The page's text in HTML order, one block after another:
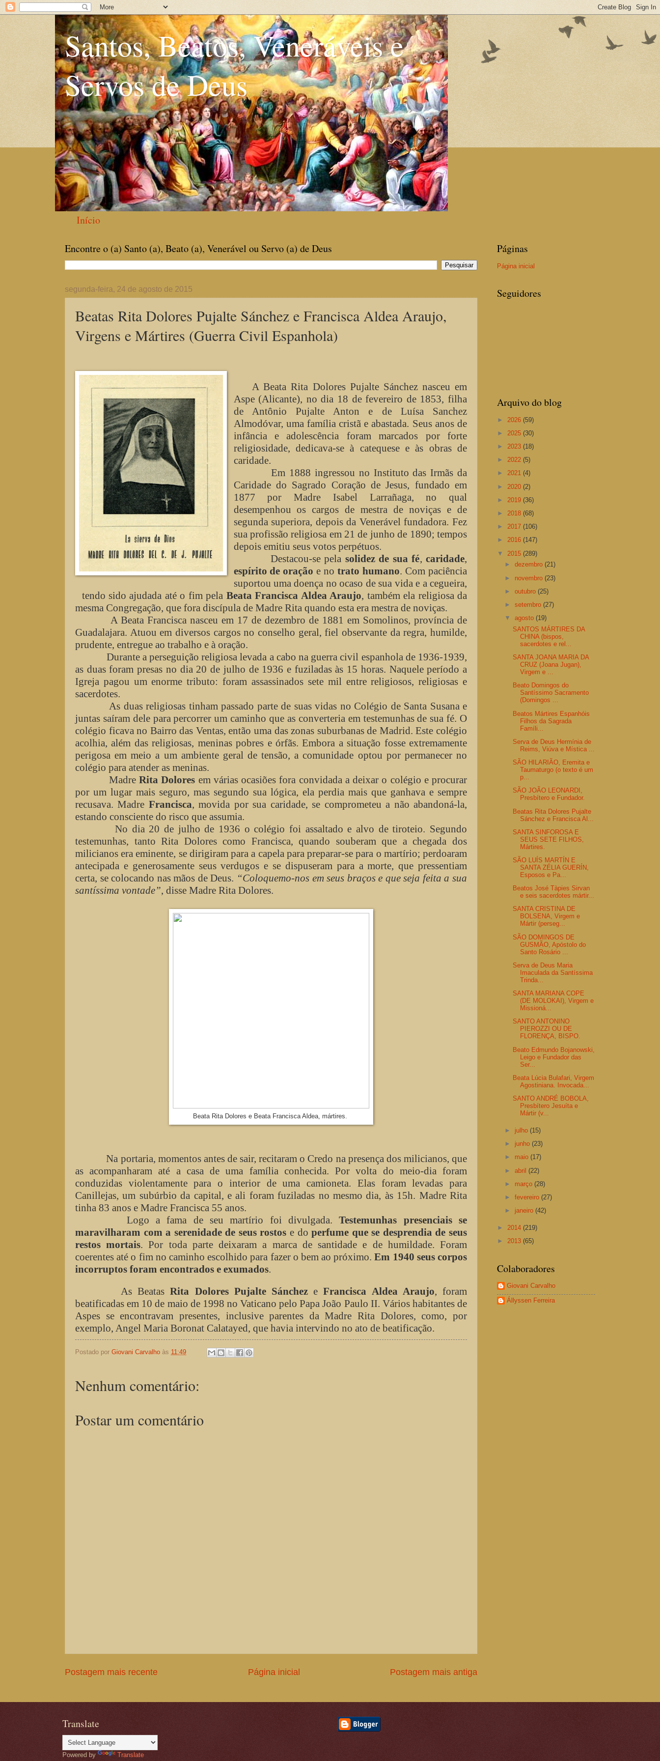
Santos, Beatos, Veneráveis e
Servos de Deus
Início
Encontre o (a) Santo (a), Beato (a), Venerável ou Servo (a) de Deus
segunda-feira, 24 de agosto de 2015
Beatas Rita Dolores Pujalte Sánchez e Francisca Aldea Araujo,
Virgens e Mártires (Guerra Civil Espanhola)
A Beata Rita Dolores Pujalte Sánchez nasceu em
Aspe (Alicante), no dia 18 de fevereiro de 1853, filha
de Antônio Pujalte Anton e de Luísa Sanchez
Almodóvar, uma família cristã e abastada. Seus anos de
infância e adolescência foram marcados por forte
religiosidade, dedicava-se à catequese e às obras de
caridade.
Em 1888 ingressou no Instituto das Irmãs da
Caridade do Sagrado Coração de Jesus, fundado em
1877 por Madre Isabel Larrañaga, no qual
desempenhou os cargos de mestra de noviças e de
segunda superiora, depois da Venerável fundadora. Fez
sua profissão religiosa em 21 de junho de 1890; tempos
depois emitiu seus votos perpétuos.
Destacou-se pela solidez de sua fé,caridade,
espírito de oração e notrato humano. Com paciência
suportou uma doença no ocaso de sua vida e a cegueira,
tendo sido ajudada até o fim pela Beata Francisca Aldea Araujo, também ela religiosa da
mesma Congregação, que fora discípula de Madre Rita quando esta era mestra de noviças.
A Beata Francisca nasceu em 17 de dezembro de 1881 em Somolinos, província de
Guadalajara. Atuou em diversos cargos no conselho geral, fiel observante da regra, humilde,
prudente, entregue ao trabalho e à oração.
Durante a perseguição religiosa levada a cabo na guerra civil espanhola de 1936-1939,
as duas foram presas no dia 20 de julho de 1936 e fuziladas às 15 horas. Naquele período a
Igreja pagou um enorme tributo: foram assassinados sete mil entre religiosos, religiosas e
sacerdotes.
As duas religiosas tinham passado parte de suas vidas no Colégio de Santa Susana e
juntas saíram dele para percorrer um caminho que as converteria em testemunhas de sua fé. O
colégio ficava no Bairro das Ventas, então uma das zonas suburbanas de Madrid. Este colégio
acolhia, além das religiosas, meninas pobres e órfãs. Embora a situação fosse extremamente
perigosa em meio a um ambiente geral de tensão, a comunidade optou por permanecer no
colégio para atender as meninas.
MadreRita Dolores em várias ocasiões fora convidada a deixar o colégio e procurar
por um lugar mais seguro, mas segundo sua lógica, ela perdia mais que ganhava e sempre
recusava. Madre Francisca, movida por sua caridade, se comprometeu a não abandoná-la,
estando consciente do risco que assumia.
No dia 20 de julho de 1936 o colégio foi assaltado e alvo de tiroteio. Segundo
testemunhas, tanto Rita Dolores como Francisca, quando souberam que a chegada dos
milicianos era eminente, se dirigiram para a capela para preparar-se para o martírio; perdoaram
antecipada e generosamente seus verdugos e se dispuseram para a morte, que pressentiam
certa, se colocando nas mãos de Deus. “Coloquemo-nos em seus braços e que seja feita a sua
santíssima vontade”, disse Madre Rita Dolores.
Beata Rita Dolores e Beata Francisca Aldea, mártires.
Na portaria, momentos antes de sair, recitaram o Credo na presença dos milicianos, que
as acompanharam até a casa de uma família conhecida. Por volta do meio-dia foram
conduzidas violentamente para o interior de uma camioneta. Elas foram levadas para
Canillejas, um subúrbio da capital, e ali foram fuziladas no mesmo dia, às 15h. Madre Rita
tinha 83 anos e Madre Francisca 55 anos.
Logo a fama de seu martírio foi divulgada.Testemunhas presenciais se
maravilharam com a serenidade de seus rostos e doperfume que se desprendia de seus
restos mortais. Por toda parte deixaram a marca de santidade e de humildade. Foram
coerentes até o fim no caminho escolhido para fazer o bem ao próximo.Em 1940 seus corpos
incorruptos foram encontrados e exumados.
As BeatasRita Dolores Pujalte SánchezeFrancisca Aldea Araujo, foram
beatificadas em 10 de maio de 1998 no Vaticano pelo Papa João Paulo II. Vários habitantes de
Aspes se encontravam presentes, inclusive parentes da Madre Rita Dolores, como, por
exemplo, Angel Maria Boronat Calatayed, que havia intervindo no ato de beatificação.
Postado por Giovani Carvalho às 11:49
Nenhum comentário:
Postar um comentário
Postagem mais recente Postagem mais antiga
Página inicial
Páginas
Página inicial
Seguidores
Arquivo do blog
► 2026 (59)
► 2025 (30)
► 2023 (18)
► 2022 (5)
► 2021 (4)
► 2020 (2)
► 2019 (36)
► 2018 (68)
► 2017 (106)
► 2016 (147)
▼ 2015 (289)
►dezembro(21)
► novembro(23)
►outubro(25)
►setembro(27)
▼agosto(19)
SANTOS MÁRTIRES DA
CHINA (bispos,
sacerdotes e rel...
SANTA JOANA MARIA DA
CRUZ (Joana Jugan),
Virgem e ...
Beato Domingos do
Santíssimo Sacramento
(Domingos ...
Beatos Mártires Espanhóis
Filhos da Sagrada
Famíli...
Serva de Deus Hermínia de
Reims, Viúva e Mística ...
SÃO HILARIÃO, Eremita e
Taumaturgo (o texto é um
p...
SÃO JOÃO LEONARDI,
Presbítero e Fundador.
Beatas Rita Dolores Pujalte
Sánchez e Francisca Al...
SANTA SINFOROSA E
SEUS SETE FILHOS,
Mártires.
SÃO LUÍS MARTÍN E
SANTA ZÉLIA GUERÍN,
Esposos e Pa...
Beatos José Tàpies Sirvan
e seis sacerdotes mártir...
SANTA CRISTINA DE
BOLSENA, Virgem e
Mártir (perseg...
SÃO DOMINGOS DE
GUSMÃO, Apóstolo do
Santo Rosário ...
Serva de Deus Maria
Imaculada da Santíssima
Trinda...
SANTA MARIANA COPE
(DE MOLOKAI), Virgem e
Missioná...
SANTO ANTONINO
PIEROZZI OU DE
FLORENÇA, BISPO.
Beato Edmundo Bojanowski,
Leigo e Fundador das
Ser...
Beata Lúcia Bulafari, Virgem
Agostiniana. Invocada...
SANTO ANDRÉ BOBOLA,
Presbítero Jesuíta e
Mártir (v...
► julho(15)
► junho(23)
► maio(17)
►abril(22)
► março(28)
►fevereiro(27)
► janeiro(42)
► 2014 (219)
► 2013 (65)
Colaboradores
Giovani Carvalho
Állyssen Ferreira
Translate
Powered by Translate